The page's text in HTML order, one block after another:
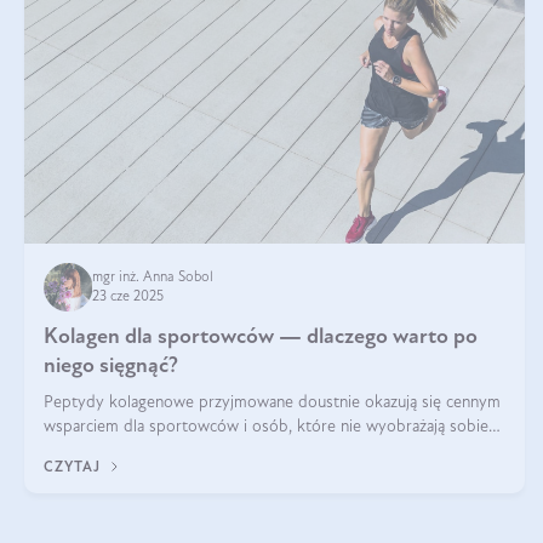
mgr inż. Anna Sobol
23 cze 2025
Kolagen dla sportowców — dlaczego warto po
niego sięgnąć?
Peptydy kolagenowe przyjmowane doustnie okazują się cennym
wsparciem dla sportowców i osób, które nie wyobrażają sobie
CZYTAJ